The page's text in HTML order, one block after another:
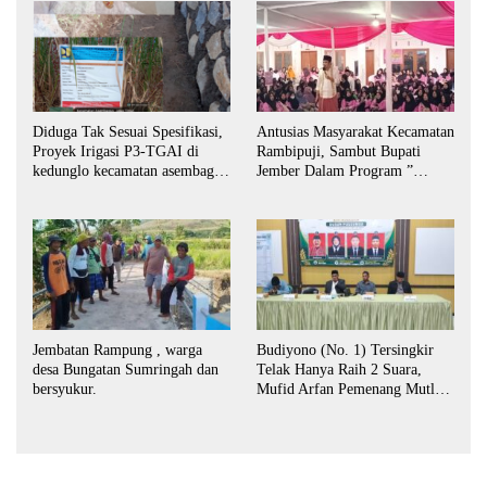
Diduga Tak Sesuai Spesifikasi,
Proyek Irigasi P3-TGAI di
kedunglo kecamatan asembagus
Antusias Masyarakat Kecamatan
Rambipuji, Sambut Bupati
Jember Dalam Program ”
Jembatan Rampung , warga
desa Bungatan Sumringah dan
bersyukur.
Budiyono (No. 1) Tersingkir
Telak Hanya Raih 2 Suara,
Mufid Arfan Pemenang Mutlak